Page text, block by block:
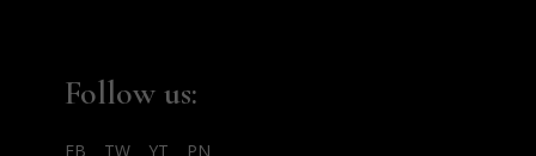
Follow us:
FB TW YT PN